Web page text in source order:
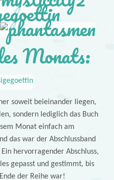
Monats:
soweit beieinander liegen,
sondern lediglich das Buch
Monat einfach am
das war der Abschlussband
hervorragender Abschluss,
gepasst und gestimmt, bis
der Reihe war!